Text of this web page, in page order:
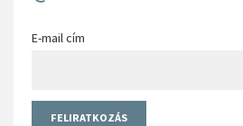
E-mail cím